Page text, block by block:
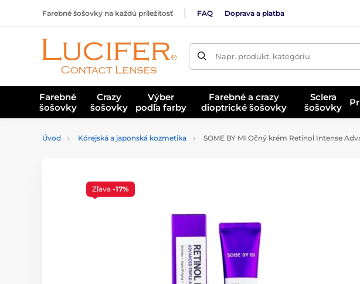
Farebné šošovky na každú príležitosť FAQ Doprava a platba
Napr. produkt, kategóriu
Farebné
šošovky
Crazy
šošovky
Výber
podľa farby
Farebné a crazy
dioptrické šošovky
Sclera
šošovky
Úvod Kórejská a japonská kozmetika SOME BY MI Očný krém Retinol Intense
Zľava -17%